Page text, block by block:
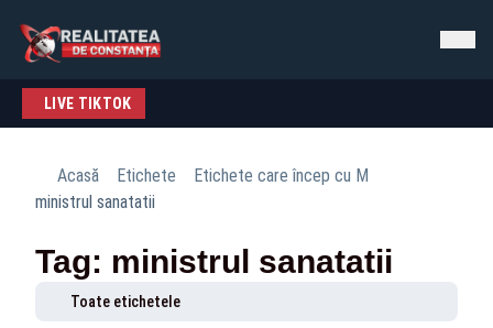
LIVE TIKTOK
Acasă Etichete
Etichete care încep cu M
ministrul sanatatii
Tag: ministrul sanatatii
Toate etichetele